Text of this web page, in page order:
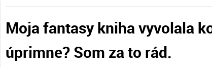
Moja fantasy kniha vyvolala
úprimne? Som za to rád.